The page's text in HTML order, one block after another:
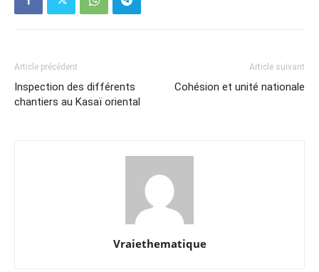
Article précédent
Inspection des différents
chantiers au Kasaï oriental
Article suivant
Cohésion et unité nationale
Vraiethematique